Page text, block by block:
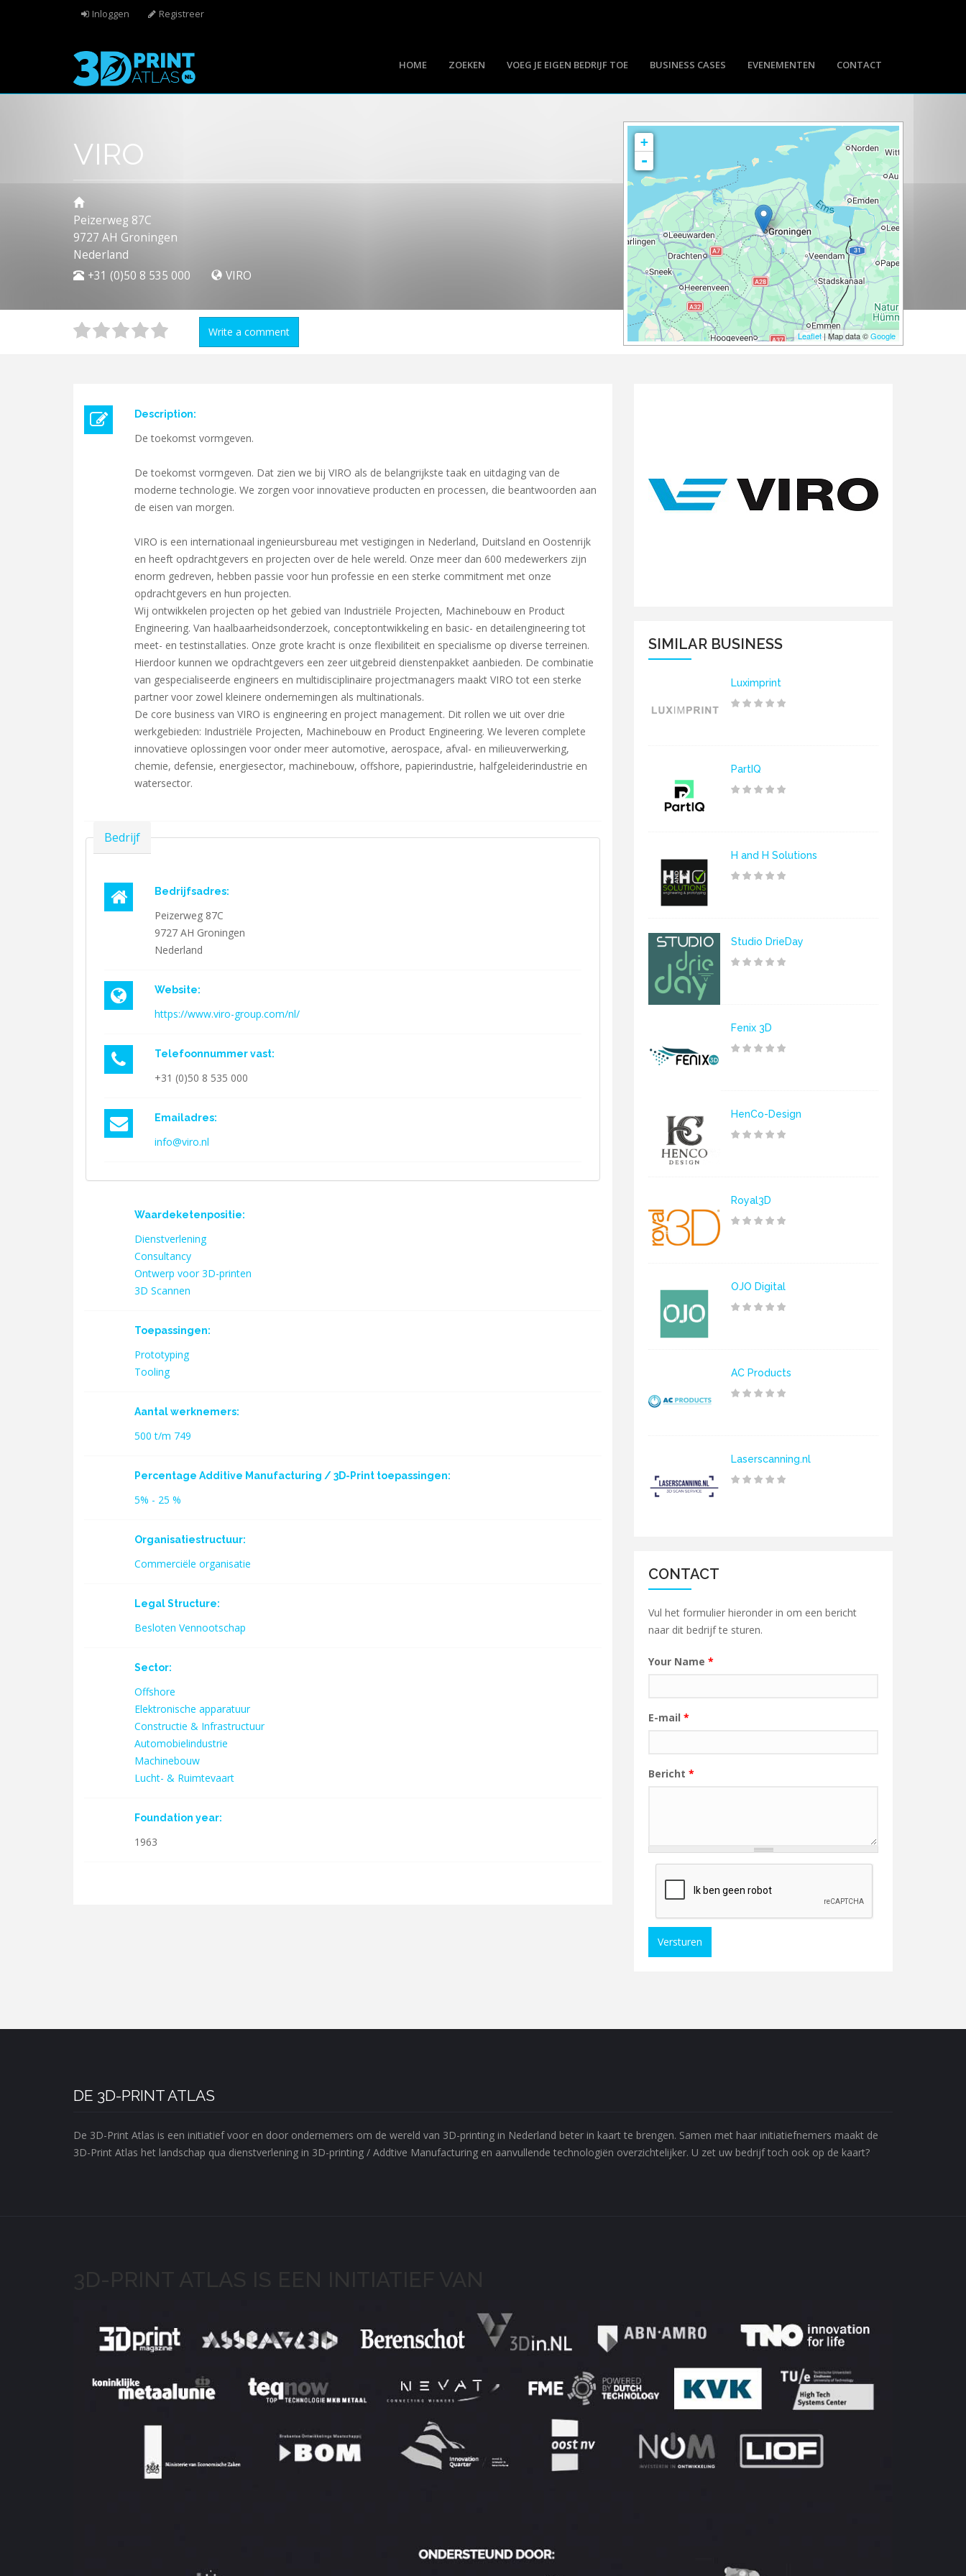
Overslaan en naar de algemene inhoud gaan
Inloggen Registreer
HOME ZOEKEN VOEG JE EIGEN BEDRIJF TOE BUSINESS CASES EVENEMENTEN CONTACT
VIRO
Peizerweg 87C
9727 AH Groningen
Nederland
+31 (0)50 8 535 000
VIRO
+
-
Leaflet| Map data ©Google
Write a comment
Description:
De toekomst vormgeven.
De toekomst vormgeven. Dat zien we bij VIRO als de belangrijkste taak en uitdaging van de
moderne technologie. We zorgen voor innovatieve producten en processen, die beantwoorden aan
de eisen van morgen.
VIRO is een internationaal ingenieursbureau met vestigingen in Nederland, Duitsland en Oostenrijk
en heeft opdrachtgevers en projecten over de hele wereld. Onze meer dan 600 medewerkers zijn
enorm gedreven, hebben passie voor hun professie en een sterke commitment met onze
opdrachtgevers en hun projecten.
Wij ontwikkelen projecten op het gebied van Industriële Projecten, Machinebouw en Product
Engineering. Van haalbaarheidsonderzoek, conceptontwikkeling en basic- en detailengineering tot
meet- en testinstallaties. Onze grote kracht is onze flexibiliteit en specialisme op diverse terreinen.
Hierdoor kunnen we opdrachtgevers een zeer uitgebreid dienstenpakket aanbieden. De combinatie
van gespecialiseerde engineers en multidisciplinaire projectmanagers maakt VIRO tot een sterke
partner voor zowel kleinere ondernemingen als multinationals.
De core business van VIRO is engineering en project management. Dit rollen we uit over drie
werkgebieden: Industriële Projecten, Machinebouw en Product Engineering. We leveren complete
innovatieve oplossingen voor onder meer automotive, aerospace, afval- en milieuverwerking,
chemie, defensie, energiesector, machinebouw, offshore, papierindustrie, halfgeleiderindustrie en
watersector.
Verbergen
Bedrijf
Bedrijfsadres:
Peizerweg 87C
9727 AH Groningen
Nederland
Website:
https://www.viro-group.com/nl/
Telefoonnummer vast:
+31 (0)50 8 535 000
Emailadres:
info@viro.nl
Waardeketenpositie:
Dienstverlening
Consultancy
Ontwerp voor 3D-printen
3D Scannen
Toepassingen:
Prototyping
Tooling
Aantal werknemers:
500 t/m 749
Percentage Additive Manufacturing / 3D-Print toepassingen:
5% - 25 %
Organisatiestructuur:
Commerciële organisatie
Legal Structure:
Besloten Vennootschap
Sector:
Offshore
Elektronische apparatuur
Constructie & Infrastructuur
Automobielindustrie
Machinebouw
Lucht- & Ruimtevaart
Foundation year:
1963
SIMILAR BUSINESS
Luximprint
PartIQ
H and H Solutions
Studio DrieDay
Fenix 3D
HenCo-Design
Royal3D
OJO Digital
AC Products
Laserscanning.nl
CONTACT
Vul het formulier hieronder in om een bericht
naar dit bedrijf te sturen.
Your Name *
E-mail *
Bericht *
Versturen
DE 3D-PRINT ATLAS
De 3D-Print Atlas is een initiatief voor en door ondernemers om de wereld van 3D-printing in Nederland beter in kaart te brengen. Samen met haar initiatiefnemers maakt de
3D-Print Atlas het landschap qua dienstverlening in 3D-printing / Addtive Manufacturing en aanvullende technologiën overzichtelijker. U zet uw bedrijf toch ook op de kaart?